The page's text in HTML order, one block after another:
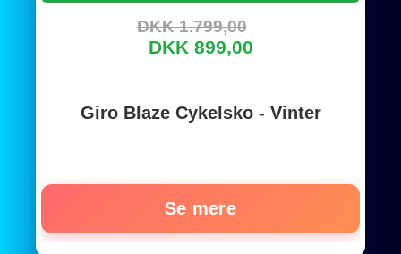
DKK 1.799,00
DKK 899,00
Giro Blaze Cykelsko - Vinter
Se mere